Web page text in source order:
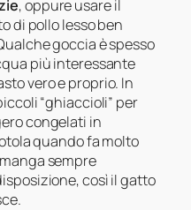
, oppure usare il
di pollo lesso ben
goccia è spesso
più interessante
vero e proprio. In
“ghiaccioli” per
congelati in
quando fa molto
sempre
così il gatto